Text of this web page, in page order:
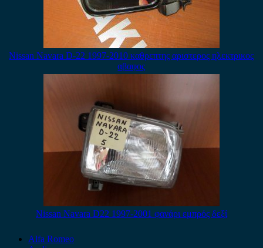
Nissan Navara D-22 1997-2010 καθρεπτης αριστερος ηλεκτρικος
αβαφος
Nissan Navara D22 1997-2001 φανάρι εμπρός δεξί
Alfa Romeo